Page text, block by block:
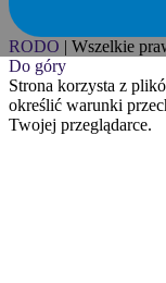
RODO | Wszelkie
Do góry
Strona korzysta z
określić warunki
Twojej przeglądarce.